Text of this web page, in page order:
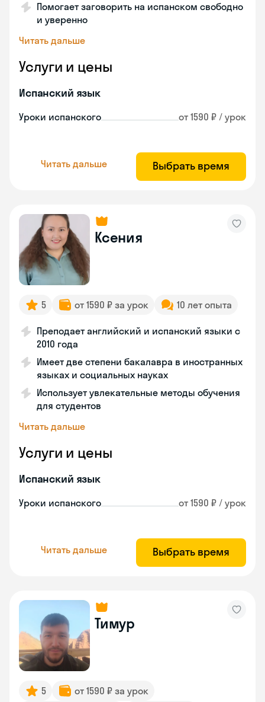
Помогает заговорить на испанском свободно
и уверенно
Читать дальше
Услуги и цены
Испанский язык
Уроки испанского от 1590 ₽ / урок
Читать дальше Выбрать время
Ксения
5 от 1590 ₽ за урок 10 лет опыта
Преподает английский и испанский языки с
2010 года
Имеет две степени бакалавра в иностранных
языках и социальных науках
Использует увлекательные методы обучения
для студентов
Читать дальше
Услуги и цены
Испанский язык
Уроки испанского от 1590 ₽ / урок
Читать дальше Выбрать время
Тимур
5 от 1590 ₽ за урок